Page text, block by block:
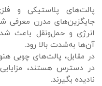
پالت‌های پلاستیکی و
جایگزین‌های مدرن معرفی
انرژی و حمل‌ونقل باعث
آن‌ها به‌شدت بالا رود.
در مقابل، پالت‌های چوبی
در دسترس هستند،
نادیده بگیرند.